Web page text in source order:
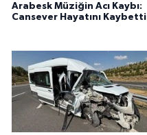
Arabesk Müziğin Acı Kaybı:
Cansever Hayatını Kaybetti